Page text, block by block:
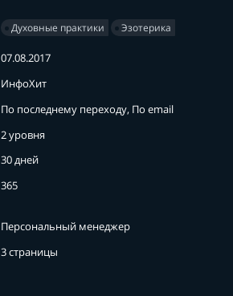
Духовные практики Эзотерика
07.08.2017
ИнфоХит
По последнему переходу, По email
2 уровня
30 дней
365
Персональный менеджер
3 страницы